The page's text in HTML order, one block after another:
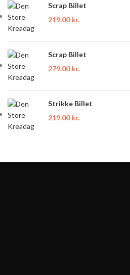
Scrap Billet
219.00kr.
Scrap Billet
279.00kr.
Strikke Billet
219.00kr.